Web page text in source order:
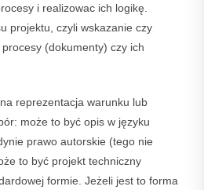
i realizowac ich logikę.
projektu, czyli wskazanie czy
(dokumenty) czy ich
reprezentacja warunku lub
może to być opis w języku
prawo autorskie (tego nie
to być projekt techniczny
formie. Jeżeli jest to forma